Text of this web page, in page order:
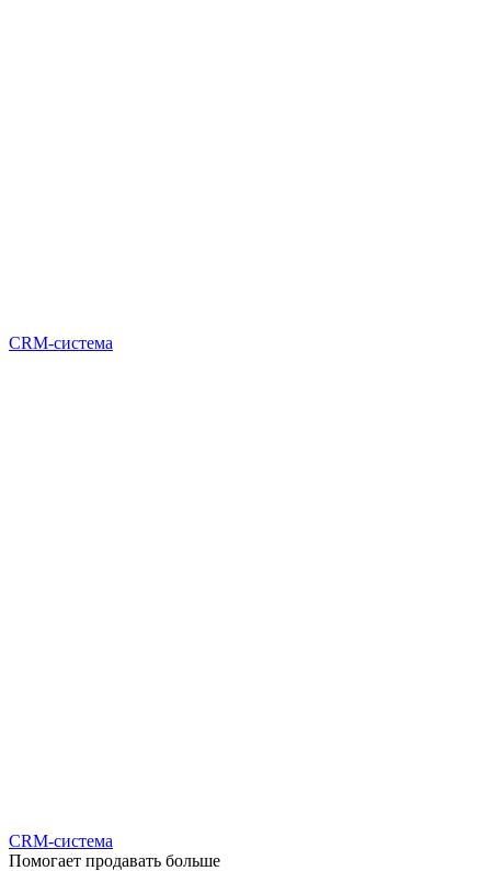
CRM-система
CRM-система
Помогает продавать больше